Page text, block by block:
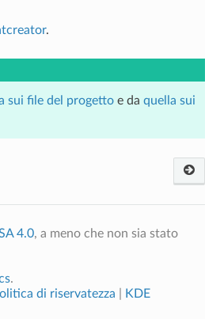
.
sui file del progettoe da quella sui
4.0, a meno che non sia stato
.
di riservatezza
KDE